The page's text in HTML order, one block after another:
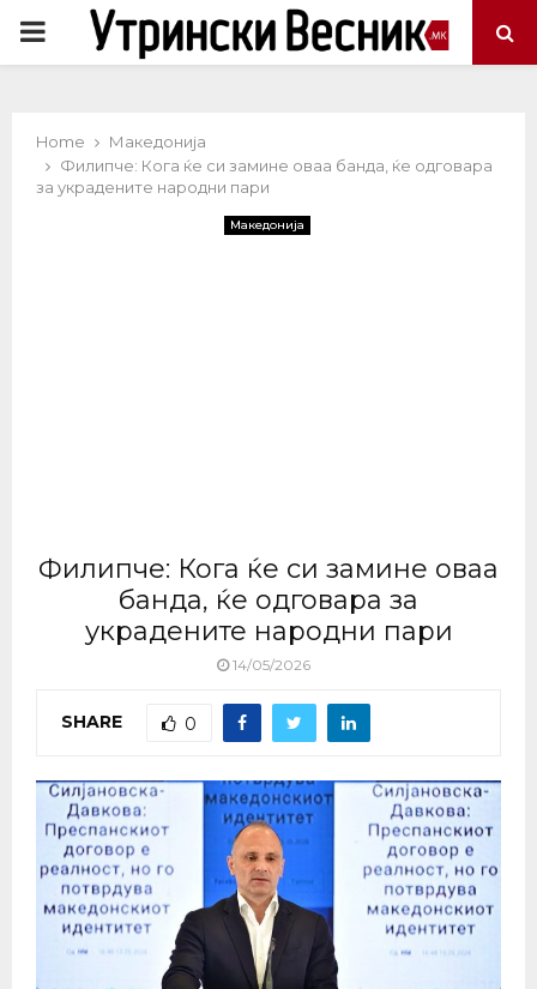
PRIMARY
Home
Македонија
Филипче: Кога ќе си замине оваа банда, ќе одговара
за украдените народни пари
Македонија
Филипче: Кога ќе си замине оваа
банда, ќе одговара за
украдените народни пари
14/05/2026
SHARE 0